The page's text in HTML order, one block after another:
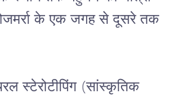
के एक जगह से दूसरे तक
स्टेरोटीपिंग (सांस्कृतिक